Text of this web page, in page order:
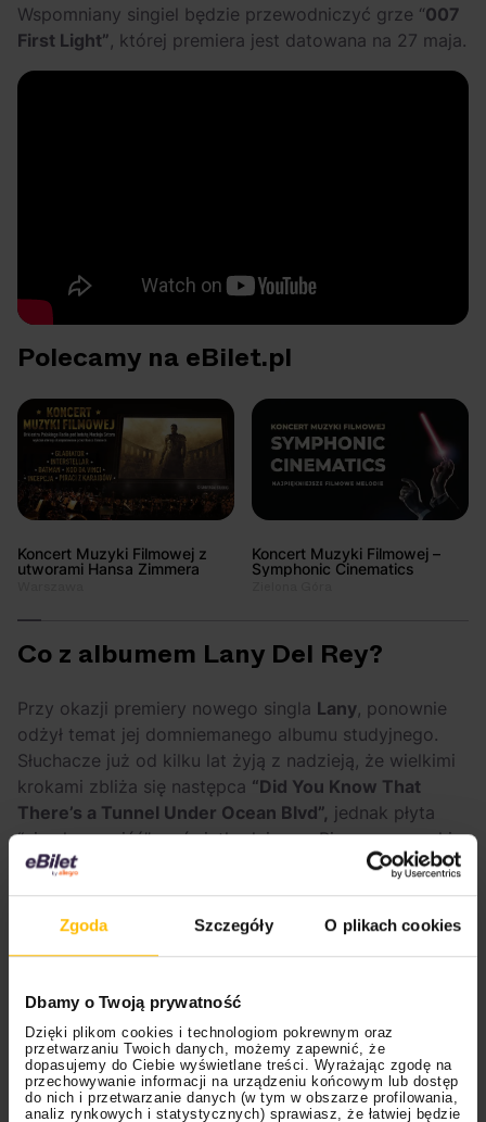
Zgoda Szczegóły O plikach cookies
Dbamy o Twoją prywatność
Dzięki plikom cookies i technologiom pokrewnym oraz
przetwarzaniu Twoich danych, możemy zapewnić, że
dopasujemy do Ciebie wyświetlane treści. Wyrażając zgodę na
przechowywanie informacji na urządzeniu końcowym lub dostęp
do nich i przetwarzanie danych (w tym w obszarze profilowania,
analiz rynkowych i statystycznych) sprawiasz, że łatwiej będzie
Wspomniany singiel będzie przewodniczyć grze “007
First Light” , której premiera jest datowana na 27 maja.
Polecamy na eBilet.pl
Koncert Muzyki Filmowej z
utworami Hansa Zimmera
Koncert Muzyki Filmowej –
Symphonic Cinematics
Co z albumem Lany Del Rey?
Przy okazji premiery nowego singla Lany, ponownie
odżył temat jej domniemanego albumu studyjnego.
Słuchacze już od kilku lat żyją z nadzieją, że wielkimi
krokami zbliża się następca “Did You Know That
There’s a Tunnel Under Ocean Blvd”, jednak płyta
“nie chce wyjść” na światło dzienne. Pierwsze oznaki
nowego rozdziału studyjnego zostały symbolicznie
rozpoczęte dzięki premierze singla“Take Me Home,
Country Roads”
. Chociaż utwór oczywiście jest
gatunkiemcountry. Temat został zaogniony, gdy
wiosna 2025 roku upłynęła pod znakiem singli
Come On”i“Bluebird”.Słuchacze byli wówczas
przekonani, że płyta na pewno zostanie wydana lada
dzień. Zagłębiając się w rys historyczny wydawnictwa,